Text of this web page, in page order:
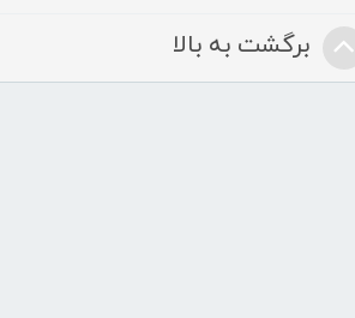
برگشت به بالا